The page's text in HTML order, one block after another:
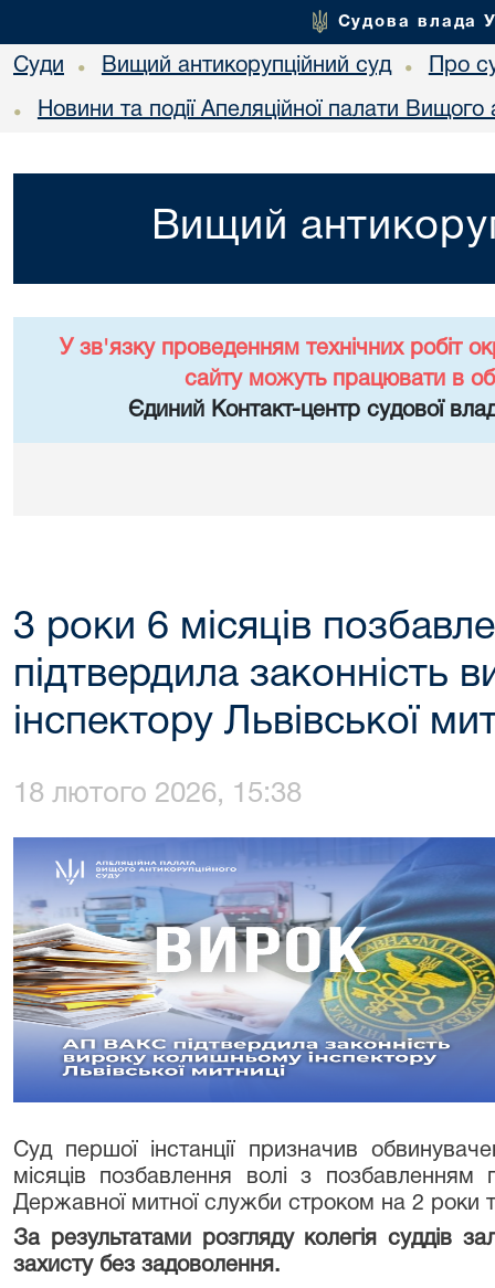
Судова влада
Суди • Вищий антикорупційний суд • Про
• Новини та події Апеляційної палати Вищого
Вищий
У зв'язку проведенням технічних робіт
сайту можуть працювати в
Єдиний Контакт-центр судової
3 роки 6 місяців
підтвердила законність
інспектору Львівської
18 лютого 2026, 15:38
Суд першої інстанції призначив
місяців позбавлення волі з
Державної митної служби строком на 2 роки
За результатами розгляду колегія суддів
захисту без задоволення.